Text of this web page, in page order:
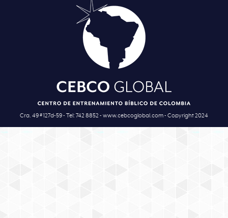
Cra. 49 # 127d-59 - Tel: 742 8852 - www.cebcoglobal.com - Copyright 2024